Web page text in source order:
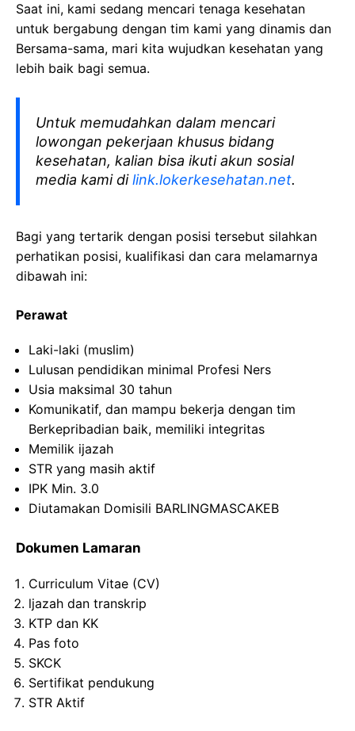
Saat ini, kami sedang mencari tenaga kesehatan
untuk bergabung dengan tim kami yang dinamis dan
Bersama-sama, mari kita wujudkan kesehatan yang
lebih baik bagi semua.
Untuk memudahkan dalam mencari
lowongan pekerjaan khusus bidang
kesehatan, kalian bisa ikuti akun sosial
media kami dilink.lokerkesehatan.net.
Bagi yang tertarik dengan posisi tersebut silahkan
perhatikan posisi, kualifikasi dan cara melamarnya
dibawah ini:
Perawat
Laki-laki (muslim)
Lulusan pendidikan minimal Profesi Ners
Usia maksimal 30 tahun
Komunikatif, dan mampu bekerja dengan tim
Berkepribadian baik, memiliki integritas
Memilik ijazah
STR yang masih aktif
IPK Min. 3.0
Diutamakan Domisili BARLINGMASCAKEB
Dokumen Lamaran
Curriculum Vitae (CV)
ljazah dan transkrip
KTP dan KK
Pas foto
SKCK
Sertifikat pendukung
STR Aktif